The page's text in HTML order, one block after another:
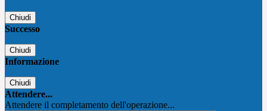
Chiudi
Successo
Chiudi
Informazione
Chiudi
Attendere...
Attendere il completamento dell'operazione...